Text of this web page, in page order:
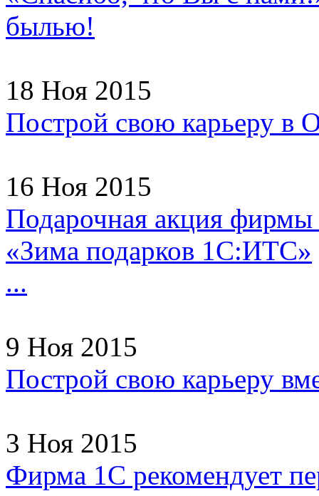
былью!
18 Ноя 2015
Построй свою карьеру
16 Ноя 2015
Подарочная акция
«Зима подарков 1С:ИТС»
...
9 Ноя 2015
Построй свою карьеру
3 Ноя 2015
Фирма 1С рекомендует